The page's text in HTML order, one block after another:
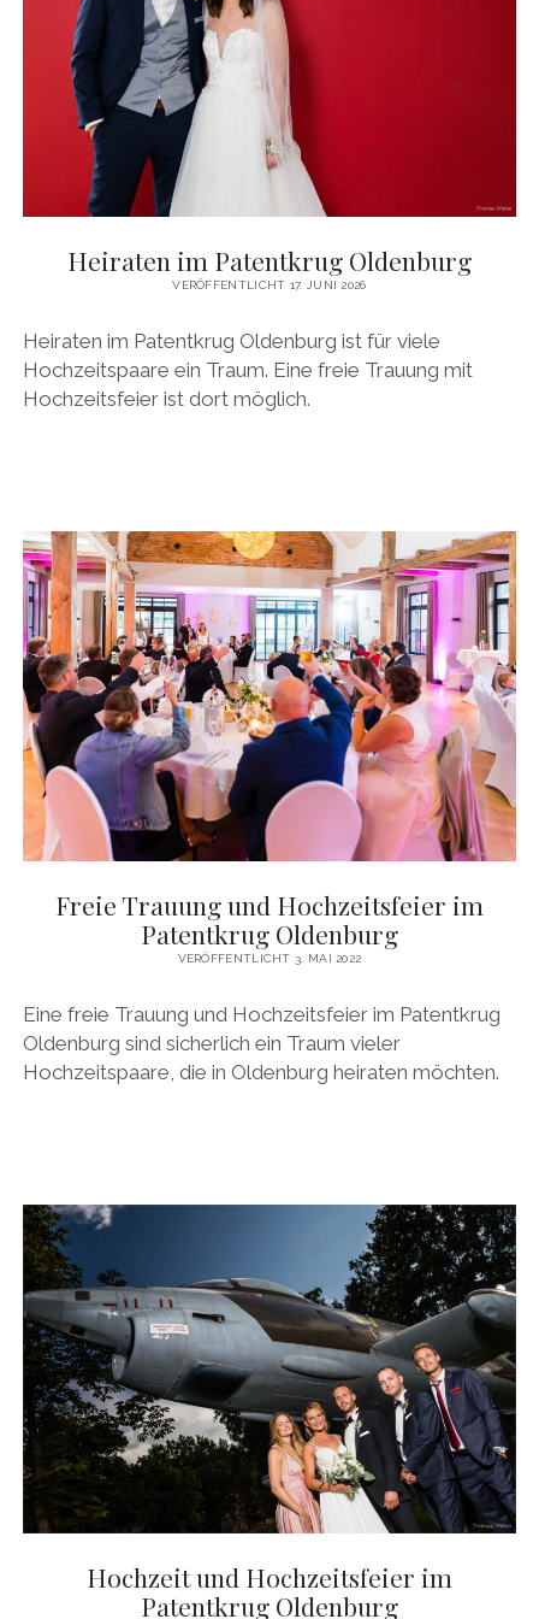
Heiraten im Patentkrug Oldenburg
VERÖFFENTLICHT 17. JUNI 2026
Heiraten im Patentkrug Oldenburg ist für viele
Hochzeitspaare ein Traum. Eine freie Trauung mit
Hochzeitsfeier ist dort möglich.
Freie Trauung und Hochzeitsfeier im
Patentkrug Oldenburg
VERÖFFENTLICHT 3. MAI 2022
Eine freie Trauung und Hochzeitsfeier im Patentkrug
Oldenburg sind sicherlich ein Traum vieler
Hochzeitspaare, die in Oldenburg heiraten möchten.
Hochzeit und Hochzeitsfeier im
Patentkrug Oldenburg